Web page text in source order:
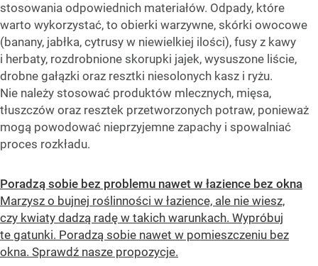
stosowania odpowiednich materiałów. Odpady, które
warto wykorzystać, to obierki warzywne, skórki owocowe
(banany, jabłka, cytrusy w niewielkiej ilości), fusy z kawy
i herbaty, rozdrobnione skorupki jajek, wysuszone liście,
drobne gałązki oraz resztki niesolonych kasz i ryżu.
Nie należy stosować produktów mlecznych, mięsa,
tłuszczów oraz resztek przetworzonych potraw, ponieważ
mogą powodować nieprzyjemne zapachy i spowalniać
proces rozkładu.
Poradzą sobie bez problemu nawet w łazience bez okna
Marzysz o bujnej roślinności w łazience, ale nie wiesz,
czy kwiaty dadzą radę w takich warunkach. Wypróbuj
te gatunki. Poradzą sobie nawet w pomieszczeniu bez
okna. Sprawdź nasze propozycje.